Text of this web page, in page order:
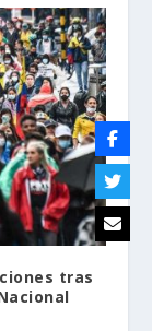
tras